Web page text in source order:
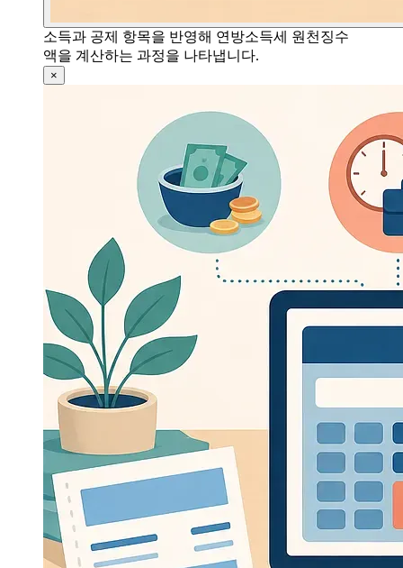
소득과 공제 항목을 반영해 연방소득세 원천징수
액을 계산하는 과정을 나타냅니다.
×